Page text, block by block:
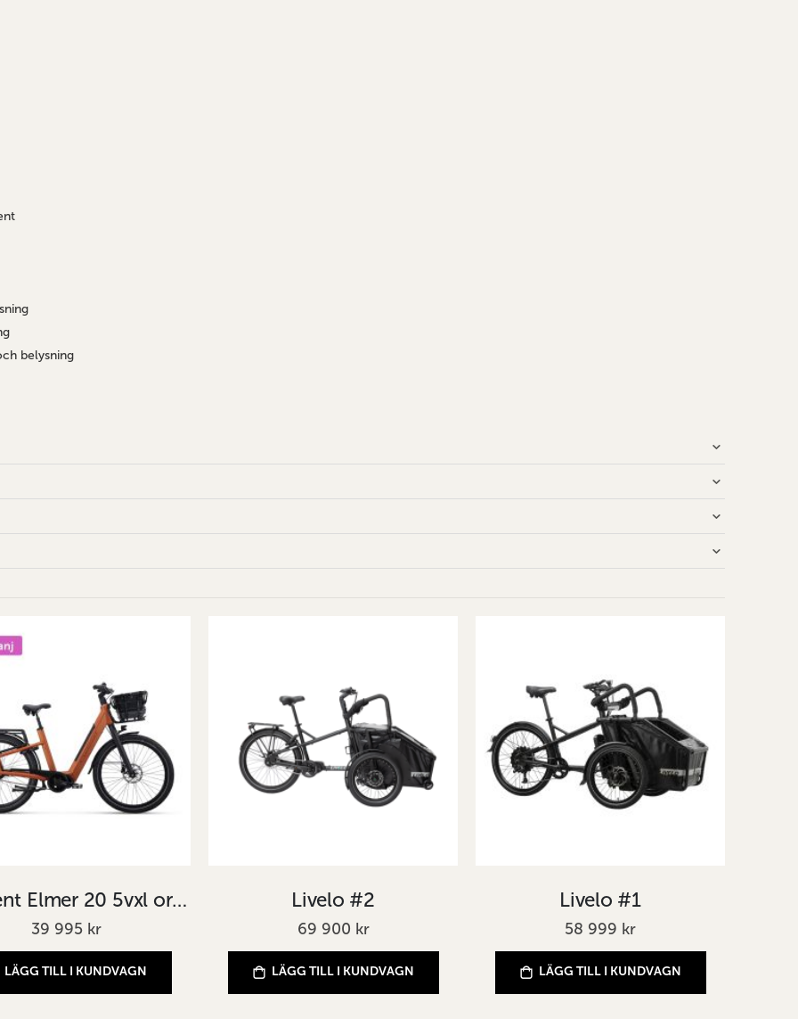
belysning
Crescent Elmer 20 5vxl orange
39 995 kr
LÄGG TILL I KUNDVAGN
Livelo #2
69 900 kr
LÄGG TILL I KUNDVAGN
Livelo #1
58 999 kr
LÄGG TILL I KUNDVAGN